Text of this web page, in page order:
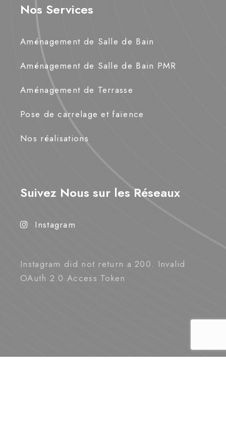
Nos Services
Aménagement de Salle de Bain
Aménagement de Salle de Bain PMR
Aménagement de Terrasse
Pose de carrelage et faïence
Nos réalisations
Suivez Nous sur les Réseaux
Instagram
Instagram did not return a 200. Invalid
OAuth 2.0 Access Token